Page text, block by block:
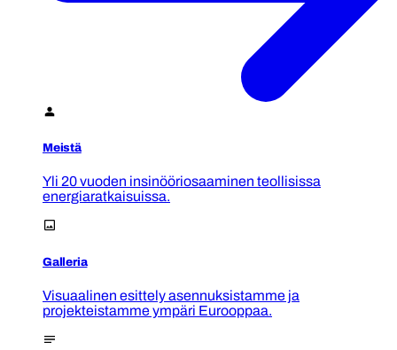
Meistä
Yli 20 vuoden insinööriosaaminen teollisissa
energiaratkaisuissa.
Galleria
Visuaalinen esittely asennuksistamme ja
projekteistamme ympäri Eurooppaa.